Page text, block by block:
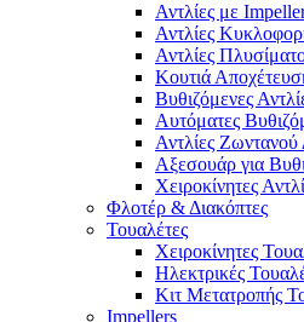
Αντλίες με
Αντλίες
Αντλίες
Κουτιά
Βυθιζόμενες
Αυτόματες
Αντλίες
Αξεσουάρ για
Χειροκίνητες
Φλοτέρ & Διακόπτες
Τουαλέτες
Χειροκίνητες
Ηλεκτρικές
Κιτ Μετατροπής
Impellers